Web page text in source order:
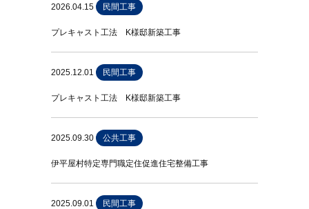
2026.04.15 民間工事
プレキャスト工法 K様邸新築工事
2025.12.01 民間工事
プレキャスト工法 K様邸新築工事
2025.09.30 公共工事
伊平屋村特定専門職定住促進住宅整備工事
2025.09.01 民間工事